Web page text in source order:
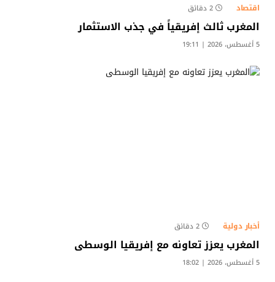
اقتصاد 2 دقائق
المغرب ثالث إفريقياً في جذب الاستثمار
5 أغسطس، 2026 | 19:11
أخبار دولية 2 دقائق
المغرب يعزز تعاونه مع إفريقيا الوسطى
5 أغسطس، 2026 | 18:02